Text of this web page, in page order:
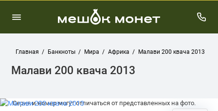
Главная Банкноты Мира Африка Малави 200 квача 2013
Малави 200 квача 2013
Серия и номер могут отличаться от представленных на фото.